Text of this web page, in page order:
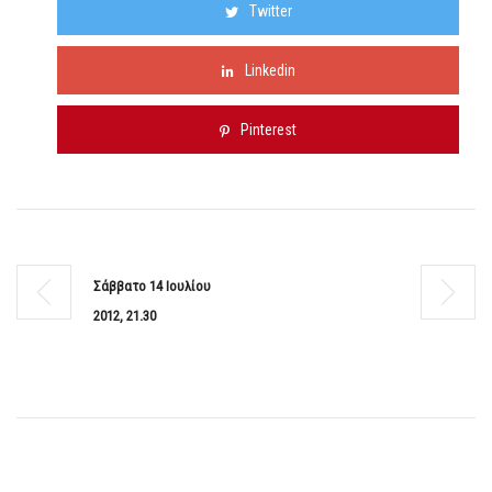
Twitter
Linkedin
Pinterest
Σάββατο 14 Ιουλίου
2012, 21.30